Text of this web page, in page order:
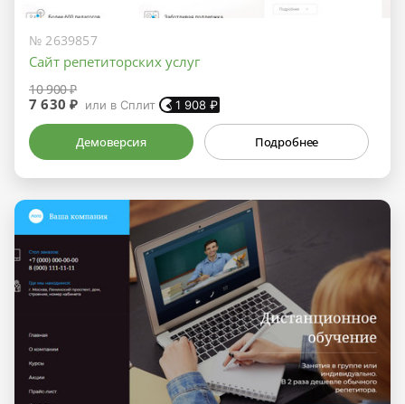
№ 2639857
Сайт репетиторских услуг
10 900 ₽
7 630 ₽ или в Сплит 1 908 ₽
Демоверсия Подробнее